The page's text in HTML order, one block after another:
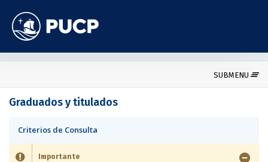
SUBMENU
Graduados y titulados
Criterios de Consulta
Importante